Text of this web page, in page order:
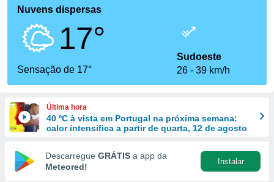
foi
fornecidas
a este
das
e
forma
digital
Nuvens dispersas
17°
Sensação de 17°
Sudoeste
26
39 km/h
Última hora
40 ºC à vista em Portugal na próxima semana:
calor intensifica a partir de quarta, 12 de agosto
Descarregue GRÁTIS a app da
Meteored!
Instalar